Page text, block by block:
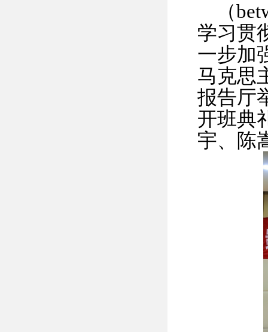
（
学习贯
一步加
马克思
报告厅
开班典
宇、陈